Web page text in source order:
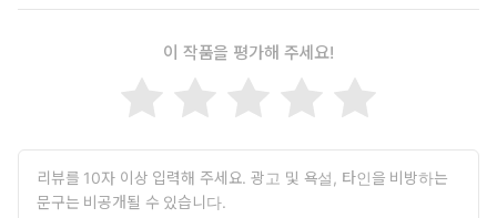
이 작품을 평가해 주세요!